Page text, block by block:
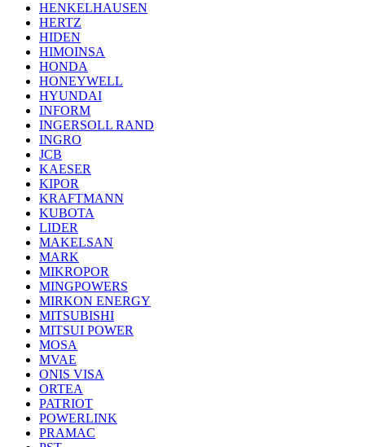
HENKELHAUSEN
HERTZ
HIDEN
HIMOINSA
HONDA
HONEYWELL
HYUNDAI
INFORM
INGERSOLL RAND
INGRO
JCB
KAESER
KIPOR
KRAFTMANN
KUBOTA
LIDER
MAKELSAN
MARK
MIKROPOR
MINGPOWERS
MIRKON ENERGY
MITSUBISHI
MITSUI POWER
MOSA
MVAE
ONIS VISA
ORTEA
PATRIOT
POWERLINK
PRAMAC